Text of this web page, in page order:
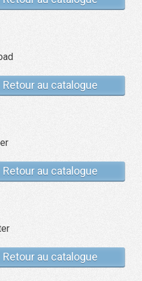
Retour au catalogue
Retour au catalogue
Retour au catalogue